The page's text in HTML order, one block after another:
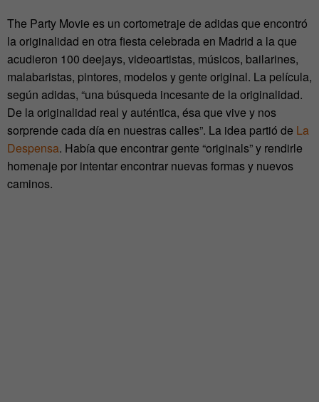
The Party Movie es un cortometraje de adidas que encontró
la originalidad en otra fiesta celebrada en Madrid a la que
acudieron 100 deejays, videoartistas, músicos, bailarines,
malabaristas, pintores, modelos y gente original. La película,
según adidas, “una búsqueda incesante de la originalidad.
De la originalidad real y auténtica, ésa que vive y nos
sorprende cada día en nuestras calles”. La idea partió de La
Despensa. Había que encontrar gente “originals” y rendirle
homenaje por intentar encontrar nuevas formas y nuevos
caminos.